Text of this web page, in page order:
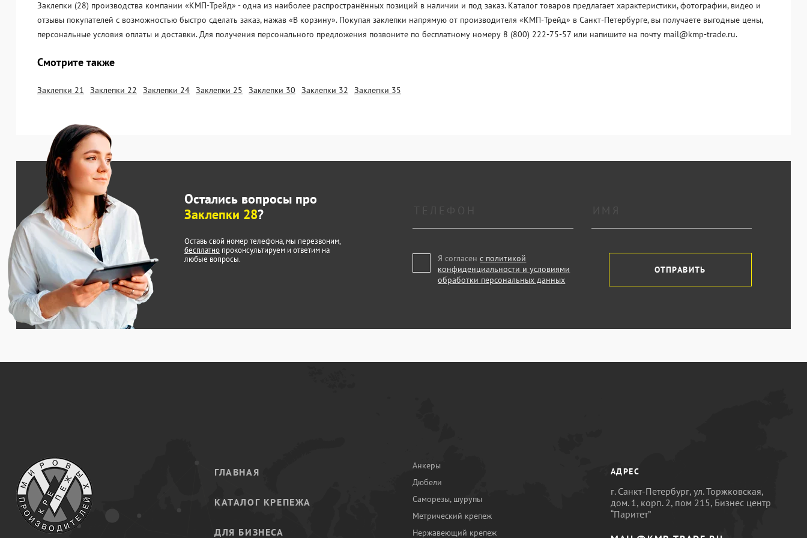
Заклепки (28) производства компании «KМП-Трейд» - одна из наиболее распространённых позиций в наличии и под заказ. Каталог товаров предлагает характеристики, фотографии, видео и
отзывы покупателей с возможностью быстро сделать заказ, нажав «В корзину». Покупая заклепки напрямую от производителя «KМП-Трейд» в Санкт-Петербурге, вы получаете выгодные цены,
персональные условия оплаты и доставки. Для получения персонального предложения позвоните по бесплатному номеру 8 (800) 222-75-57 или напишите на почту mail@kmp-trade.ru.
Смотрите также
Заклепки 21 Заклепки 22 Заклепки 24 Заклепки 25 Заклепки 30 Заклепки 32 Заклепки 35
Остались вопросы про
Заклепки 28?
Оставь свой номер телефона, мы перезвоним,
бесплатно проконсультируем и ответим на
любые вопросы.
Я согласенс политикой
конфиденциальности и условиями
обработки персональных данных
ОТПРАВИТЬ
ГЛАВНАЯ
КАТАЛОГ КРЕПЕЖА
ДЛЯ БИЗНЕСА
Анкеры
Дюбели
Саморезы, шурупы
Метрический крепеж
Нержавеющий крепеж
АДРЕС
г. Санкт-Петербург, ул. Торжковская,
дом. 1, корп. 2, пом 215, Бизнес центр
“Паритет”